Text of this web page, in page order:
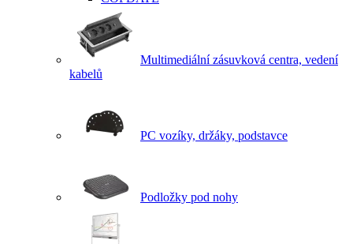
Multimediální zásuvková centra, vedení
kabelů
PC vozíky, držáky, podstavce
Podložky pod nohy